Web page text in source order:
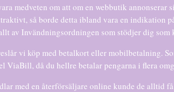
medveten om att om en webbutik
så borde detta ibland vara en indikation
av Invändningsordningen som stödjer dig
vi köp med betalkort eller mobilbetalning.
ViaBill, då du hellre betalar pengarna i flera
med en återförsäljare online kunde de alltid